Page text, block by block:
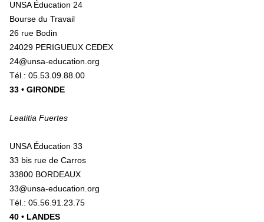
UNSA Éducation 24
Bourse du Travail
26 rue Bodin
24029 PERIGUEUX CEDEX
24@unsa-education.org
Tél.: 05.53.09.88.00
33 • GIRONDE
Leatitia Fuertes
UNSA Éducation 33
33 bis rue de Carros
33800 BORDEAUX
33@unsa-education.org
Tél.: 05.56.91.23.75
40 • LANDES